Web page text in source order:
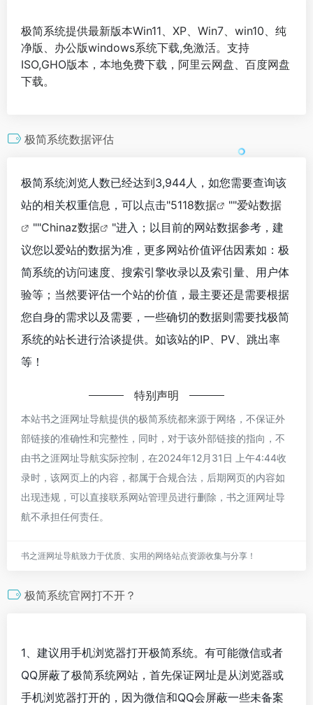
极简系统提供最新版本Win11、XP、Win7、win10、纯
净版、办公版windows系统下载,免激活。支持
ISO,GHO版本，本地免费下载，阿里云网盘、百度网盘
下载。
极简系统数据评估
极简系统浏览人数已经达到3,944人，如您需要查询该
站的相关权重信息，可以点击"5118数据 ""爱站数据
""Chinaz数据
"进入；以目前的网站数据参考，建
议您以爱站的数据为准，更多网站价值评估因素如：极
简系统的访问速度、搜索引擎收录以及索引量、用户体
验等；当然要评估一个站的价值，最主要还是需要根据
您自身的需求以及需要，一些确切的数据则需要找极简
系统的站长进行洽谈提供。如该站的IP、PV、跳出率
等！
特别声明
本站书之涯网址导航提供的极简系统都来源于网络，不保证外
部链接的准确性和完整性，同时，对于该外部链接的指向，不
由书之涯网址导航实际控制，在2024年12月31日 上午4:44收
录时，该网页上的内容，都属于合规合法，后期网页的内容如
出现违规，可以直接联系网站管理员进行删除，书之涯网址导
航不承担任何责任。
书之涯网址导航致力于优质、实用的网络站点资源收集与分享！
极简系统官网打不开？
1、建议用手机浏览器打开极简系统。有可能微信或者
QQ屏蔽了极简系统网站，首先保证网址是从浏览器或
手机浏览器打开的，因为微信和QQ会屏蔽一些未备案